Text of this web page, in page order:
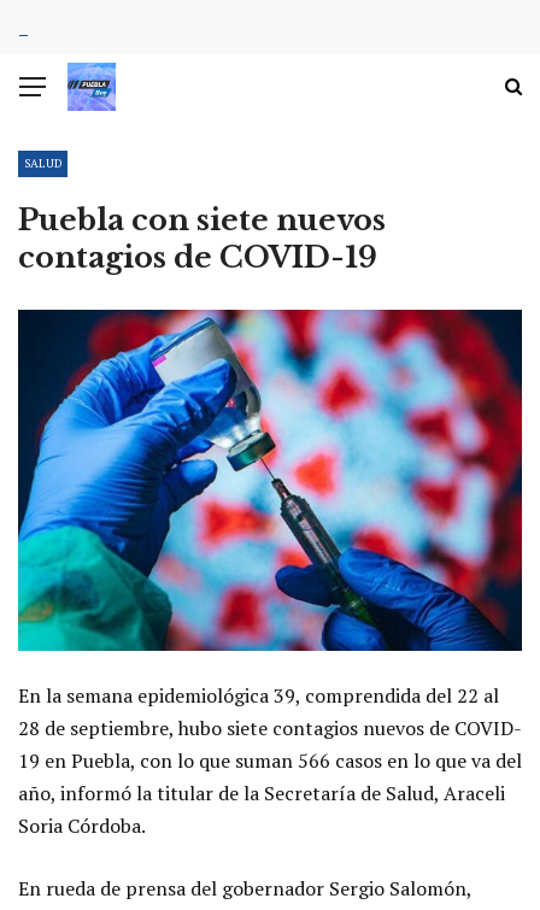
SALUD
Puebla con siete nuevos
contagios de COVID-19
En la semana epidemiológica 39, comprendida del 22 al
28 de septiembre, hubo siete contagios nuevos de COVID-
19 en Puebla, con lo que suman 566 casos en lo que va del
año, informó la titular de la Secretaría de Salud, Araceli
Soria Córdoba.
En rueda de prensa del gobernador Sergio Salomón,